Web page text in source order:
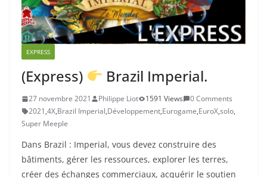
EXPRESS
(Express) Brazil Imperial.
27 novembre 2021 Philippe Liot 1591 Views
0 Comments
2021,4X,Brazil Imperial,Développement,Eurogame,EuroX,solo,
Super Meeple
Dans Brazil : Imperial, vous devez construire des
bâtiments, gérer les ressources, explorer les terres,
créer des échanges commerciaux, acquérir le soutien